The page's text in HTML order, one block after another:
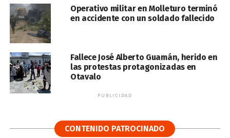
Operativo militar en Molleturo terminó
en accidente con un soldado fallecido
Fallece José Alberto Guamán, herido en
las protestas protagonizadas en
Otavalo
PUBLICIDAD
CONTENIDO PATROCINADO